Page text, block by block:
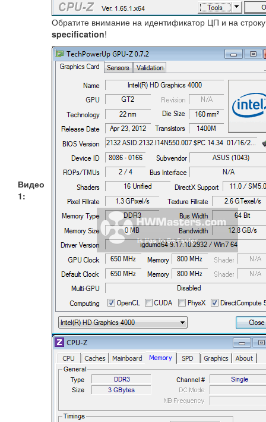
Обратите внимание на идентификатор ЦП и на строку
specification!
Видео
1: